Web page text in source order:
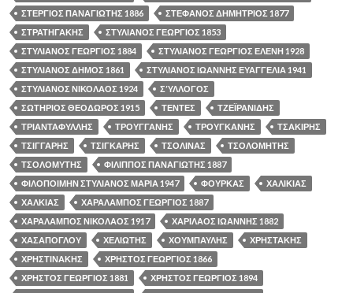
ΣΤΕΡΓΙΟΣ ΠΑΝΑΓΙΩΤΗΣ 1886
ΣΤΕΦΑΝΟΣ ΔΗΜΗΤΡΙΟΣ 1877
ΣΤΡΑΤΗΓΑΚΗΣ
ΣΤΥΛΙΑΝΟΣ ΓΕΩΡΓΙΟΣ 1853
ΣΤΥΛΙΑΝΟΣ ΓΕΩΡΓΙΟΣ 1884
ΣΤΥΛΙΑΝΟΣ ΓΕΩΡΓΙΟΣ ΕΛΕΝΗ 1928
ΣΤΥΛΙΑΝΟΣ ΔΗΜΟΣ 1861
ΣΤΥΛΙΑΝΟΣ ΙΩΑΝΝΗΣ ΕΥΑΓΓΕΛΙΑ 1941
ΣΤΥΛΙΑΝΟΣ ΝΙΚΟΛΑΟΣ 1924
ΣΎΛΛΟΓΟΣ
ΣΩΤΗΡΙΟΣ ΘΕΟΔΩΡΟΣ 1915
ΤΕΝΤΕΣ
ΤΖΕΪΡΑΝΙΔΗΣ
ΤΡΙΑΝΤΑΦΥΛΛΗΣ
ΤΡΟΥΓΓΑΝΗΣ ΤΡΟΥΓΚΑΝΗΣ
ΤΣΑΚΙΡΗΣ
ΤΣΙΓΓΑΡΗΣ
ΤΣΙΓΚΑΡΗΣ ΤΣΟΛΙΝΑΣ
ΤΣΟΛΟΜΗΤΗΣ
ΤΣΟΛΟΜΥΤΗΣ
ΦΙΛΙΠΠΟΣ ΠΑΝΑΓΙΩΤΗΣ 1887
ΦΙΛΟΠΟΙΜΗΝ ΣΤΥΛΙΑΝΟΣ ΜΑΡΙΑ 1947
ΦΟΥΡΚΑΣ
ΧΑΛΙΚΙΑΣ
ΧΑΛΚΙΑΣ
ΧΑΡΑΛΑΜΠΟΣ ΓΕΩΡΓΙΟΣ 1887
ΧΑΡΑΛΑΜΠΟΣ ΝΙΚΟΛΑΟΣ 1917
ΧΑΡΙΛΑΟΣ ΙΩΑΝΝΗΣ 1882
ΧΑΣΑΠΟΓΛΟΥ
ΧΕΛΙΩΤΗΣ ΧΟΥΜΠΑΥΛΗΣ
ΧΡΗΣΤΑΚΗΣ
ΧΡΗΣΤΙΝΑΚΗΣ
ΧΡΗΣΤΟΣ ΓΕΩΡΓΙΟΣ 1866
ΧΡΗΣΤΟΣ ΓΕΩΡΓΙΟΣ 1881
ΧΡΗΣΤΟΣ ΓΕΩΡΓΙΟΣ 1894